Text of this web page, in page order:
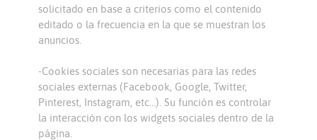
solicitado en base a criterios como el contenido
editado o la frecuencia en la que se muestran los
anuncios.
-Cookies sociales son necesarias para las redes
sociales externas (Facebook, Google, Twitter,
Pinterest, Instagram, etc…). Su función es controlar
la interacción con los widgets sociales dentro de la
página.